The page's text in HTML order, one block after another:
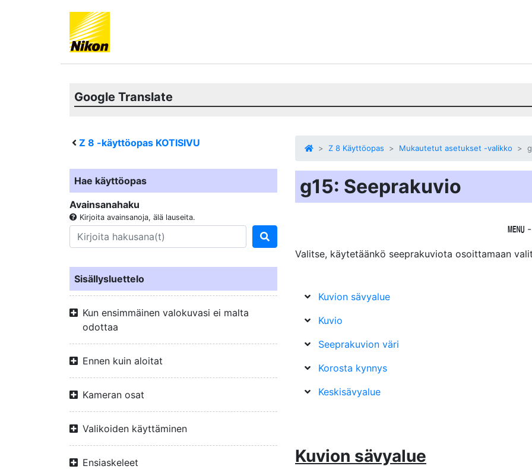
Google Translate
Z 8 -käyttöopas KOTISIVU
Hae käyttöopas
Avainsanahaku
Kirjoita avainsanoja, älä lauseita.
Sisällysluettelo
Kun ensimmäinen valokuvasi ei malta
odottaa
Ennen kuin aloitat
Kameran osat
Valikoiden käyttäminen
Ensiaskeleet
Z 8 Käyttöopas Mukautetut asetukset -valikko
g15: Seeprakuvio
G
Valitse, käytetäänkö seeprakuviota osoittamaan
Kuvion sävyalue
Kuvio
Seeprakuvion väri
Korosta kynnys
Keskisävyalue
Kuvion sävyalue